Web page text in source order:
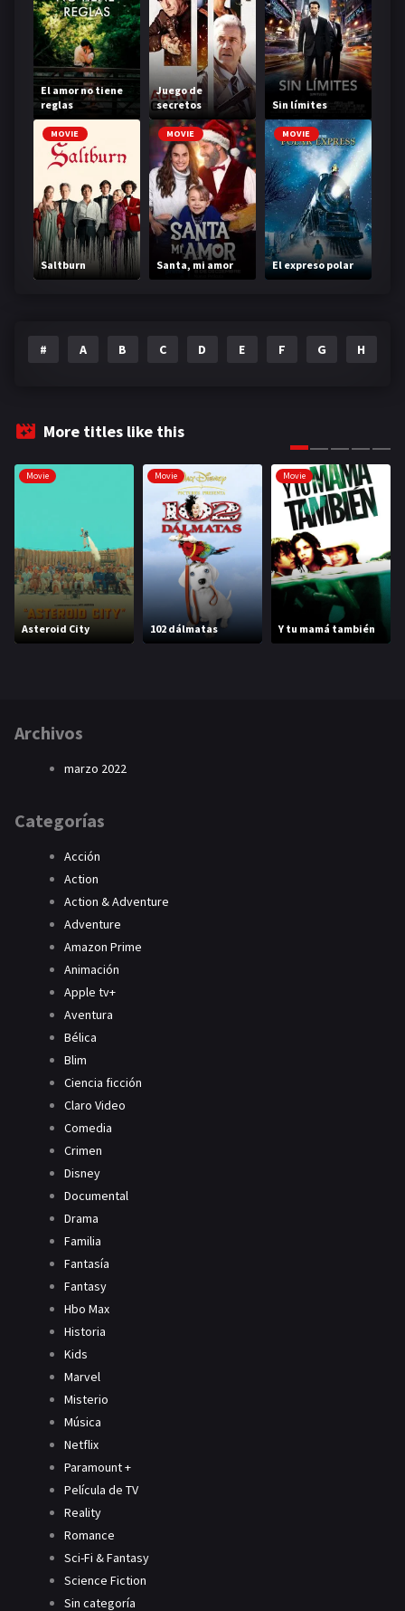
El amor no tiene
reglas
Juego de
secretos
Sin límites
MOVIE
Saltburn
MOVIE
Santa, mi amor
MOVIE
El expreso polar
# A B C D E F G H
More titles like this
Movie
Asteroid City
Movie
102 dálmatas
Movie
Y tu mamá también
Archivos
marzo 2022
Categorías
Acción
Action
Action & Adventure
Adventure
Amazon Prime
Animación
Apple tv+
Aventura
Bélica
Blim
Ciencia ficción
Claro Video
Comedia
Crimen
Disney
Documental
Drama
Familia
Fantasía
Fantasy
Hbo Max
Historia
Kids
Marvel
Misterio
Música
Netflix
Paramount +
Película de TV
Reality
Romance
Sci-Fi & Fantasy
Science Fiction
Sin categoría